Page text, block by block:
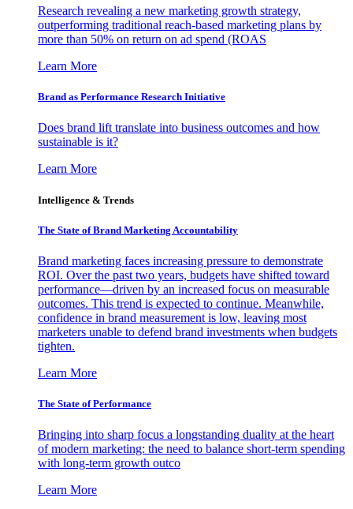
Research revealing a new marketing growth strategy,
outperforming traditional reach-based marketing plans by
more than 50% on return on ad spend (ROAS
Learn More
Brand as Performance Research Initiative
Does brand lift translate into business outcomes and how
sustainable is it?
Learn More
Intelligence & Trends
The State of Brand Marketing Accountability
Brand marketing faces increasing pressure to demonstrate
ROI. Over the past two years, budgets have shifted toward
performance—driven by an increased focus on measurable
outcomes. This trend is expected to continue. Meanwhile,
confidence in brand measurement is low, leaving most
marketers unable to defend brand investments when budgets
tighten.
Learn More
The State of Performance
Bringing into sharp focus a longstanding duality at the heart
of modern marketing: the need to balance short-term spending
with long-term growth outco
Learn More